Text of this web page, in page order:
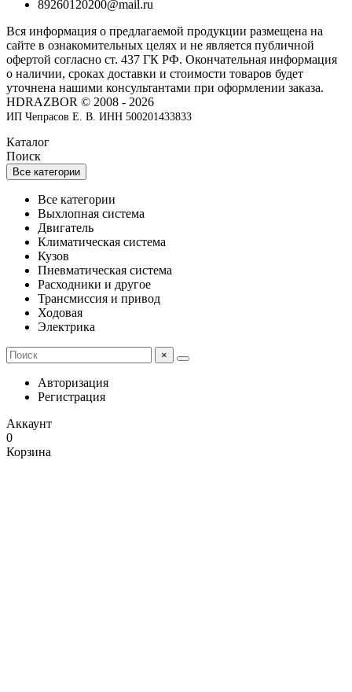
89260120200@mail.ru
Вся информация о предлагаемой продукции размещена на
сайте в ознакомительных целях и не является публичной
офертой согласно ст. 437 ГК РФ. Окончательная информация
о наличии, сроках доставки и стоимости товаров будет
уточнена нашими консультантами при оформлении заказа.
HDRAZBOR © 2008 - 2026
ИП Чепрасов Е. В. ИНН 500201433833
Каталог
Поиск
Все категории
Все категории
Выхлопная система
Двигатель
Климатическая система
Кузов
Пневматическая система
Расходники и другое
Трансмиссия и привод
Ходовая
Электрика
×
Авторизация
Регистрация
Аккаунт
0
Корзина